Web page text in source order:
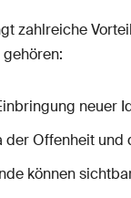
zahlreiche
neuer
der Offenheit
können